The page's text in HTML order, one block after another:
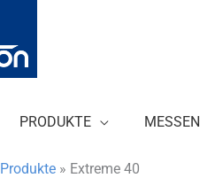
PRODUKTE MESSEN
Produkte » Extreme 40